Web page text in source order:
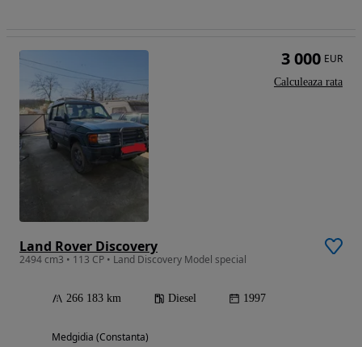
Land Rover Discovery
2494 cm3 • 113 CP • Land Discovery Model special
266 183 km Diesel 1997
Medgidia (Constanta)
3 000 EUR
Calculeaza rata